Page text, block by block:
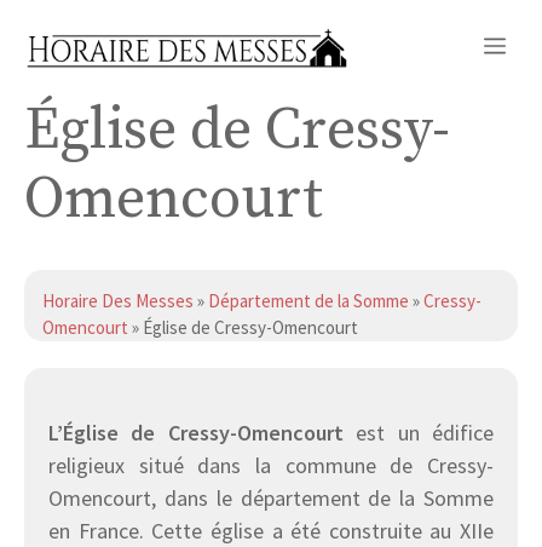
Église de Cressy-
Omencourt
Horaire Des Messes » Département de la Somme »Cressy-
Omencourt » Église de Cressy-Omencourt
L’Église de Cressy-Omencourt est un édifice
religieux situé dans la commune de Cressy-
Omencourt, dans le département de la Somme
en France. Cette église a été construite au XIIe